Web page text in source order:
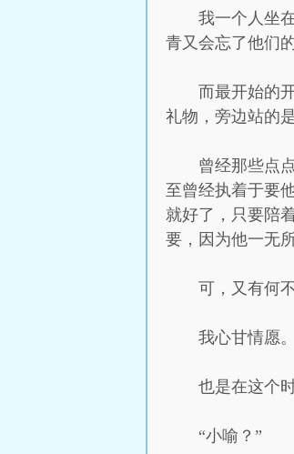
我一个人坐
青又会忘了他们
而最开始的
礼物，旁边站的
曾经那些点
至曾经执着于要
就好了，只要陪
要，因为他一无
可，又有何不
我心甘情愿。
也是在这个
“小喻？”